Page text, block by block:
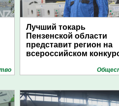
Лучший токарь
Пензенской области
представит регион на
всероссийском